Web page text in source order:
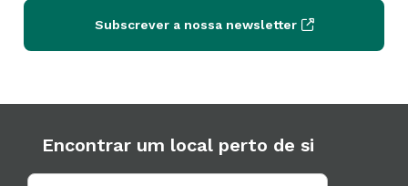
Subscrever a nossa newsletter
Encontrar um local perto de si